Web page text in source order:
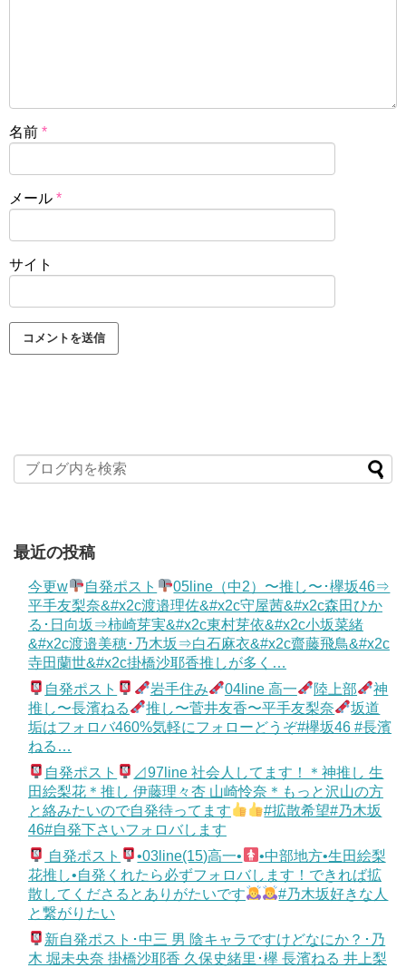
名前 *
メール *
サイト
最近の投稿
今更w 自発ポスト
05line（中2）〜推し〜･欅坂46⇒
平手友梨奈&#x2c渡邉理佐&#x2c守屋茜&#x2c森田ひか
る･日向坂⇒柿崎芽実&#x2c東村芽依&#x2c小坂菜緒
&#x2c渡邉美穂･乃木坂⇒白石麻衣&#x2c齋藤飛鳥&#x2c
寺田蘭世&#x2c掛橋沙耶香推しが多く…
自発ポスト
岩手住み 04line 高一 陸上部
神
推し〜長濱ねる
推し〜菅井友香〜平手友梨奈
坂道
垢はフォロバ460%気軽にフォローどうぞ#欅坂46 #長濱
ねる…
自発ポスト
⊿97line 社会人してます！＊神推し 生
田絵梨花＊推し 伊藤理々杏 山崎怜奈＊もっと沢山の方
と絡みたいので自発待ってます
#拡散希望#乃木坂
46#自発下さいフォロバします
自発ポスト
•03line(15)高一•
•中部地方•生田絵梨
花推し•自発くれたら必ずフォロバします！できれば拡
散してくださるとありがたいです
#乃木坂好きな人
と繋がりたい
新自発ポスト･中三 男 陰キャラですけどなにか？･乃
木 堀未央奈 掛橋沙耶香 久保史緒里･欅 長濱ねる 井上梨